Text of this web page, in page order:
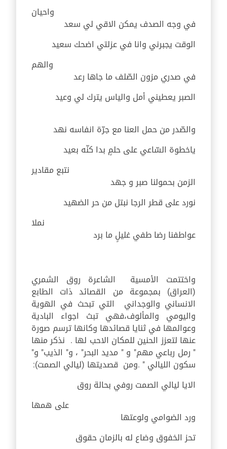
واحيان
في وجه الصدف يمكن الاقي لي سعد
الوقت يجبرني وانا في عزلتي اضحك سعيد
والهم
في صدري مزون الصّلف ما جاها رعد
الصبر يعطيني أمل والياس يترك لي وعيد
والصّدر من حمل العنا مع جرّة انفاسه نهد
ياخطوة السّاعي على حلمٍ بدا كنّه بعيد
نتبع مقادير
الزمن بحمولنا صبر و جهد
نورد على قطر الرجا نبتل من حر الضهيد
نملا
عواطفنا رضا طفي غليلٍ ما برد
واختتمت الأمسية الشاعرة روق الشمري
(العراق) بمجموعة من القصائد ذات الطابع
الانساني والوجداني التي تبحث في الهوية
واليومي والمألوف،فهي تبث اجواء البادية
وعوالمها في ثنايا قصائدها وكانها ترسم صورة
عنها لتعزز الحنين للمكان الاحب لها . نذكر منها
" رمل رباعي مهم" و " مديد البحر" ، و" الذيب" و"
سكون الليالي " .ومن قصديتها (ليالي الصمت):
الايا ليالي الصمت روفي بحالة روق
على همها
ورد الضوامي ولوعتها
تحز الخفوق وضاع له بالزمان حقوق